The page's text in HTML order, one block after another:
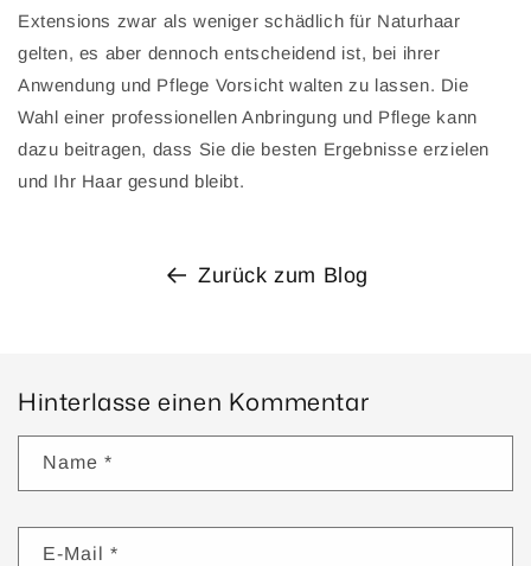
Extensions zwar als weniger schädlich für Naturhaar
gelten, es aber dennoch entscheidend ist, bei ihrer
Anwendung und Pflege Vorsicht walten zu lassen. Die
Wahl einer professionellen Anbringung und Pflege kann
dazu beitragen, dass Sie die besten Ergebnisse erzielen
und Ihr Haar gesund bleibt.
Zurück zum Blog
Hinterlasse einen Kommentar
Name *
E-Mail *